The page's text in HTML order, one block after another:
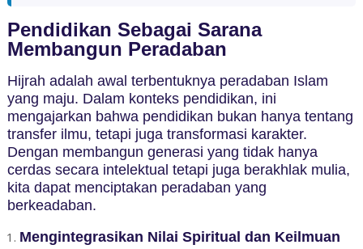
Pendidikan Sebagai Sarana
Membangun Peradaban
Hijrah adalah awal terbentuknya peradaban Islam
yang maju. Dalam konteks pendidikan, ini
mengajarkan bahwa pendidikan bukan hanya tentang
transfer ilmu, tetapi juga transformasi karakter.
Dengan membangun generasi yang tidak hanya
cerdas secara intelektual tetapi juga berakhlak mulia,
kita dapat menciptakan peradaban yang
berkeadaban.
Mengintegrasikan Nilai Spiritual dan Keilmuan